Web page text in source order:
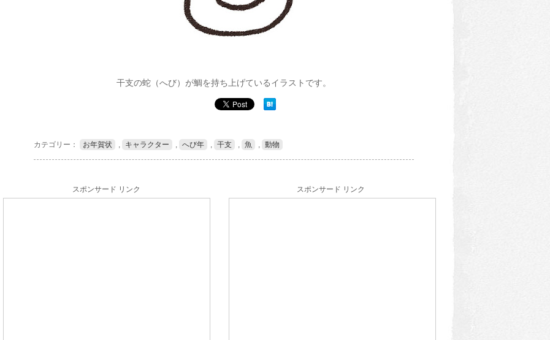
干支の蛇（へび）が鯛を持ち上げているイラストです。
カテゴリー： お年賀状 , キャラクター , へび年 , 干支 , 魚 , 動物
スポンサード リンク スポンサード リンク